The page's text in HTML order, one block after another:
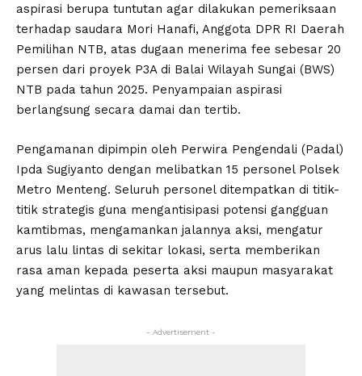
aspirasi berupa tuntutan agar dilakukan pemeriksaan
terhadap saudara Mori Hanafi, Anggota DPR RI Daerah
Pemilihan NTB, atas dugaan menerima fee sebesar 20
persen dari proyek P3A di Balai Wilayah Sungai (BWS)
NTB pada tahun 2025. Penyampaian aspirasi
berlangsung secara damai dan tertib.
Pengamanan dipimpin oleh Perwira Pengendali (Padal)
Ipda Sugiyanto dengan melibatkan 15 personel Polsek
Metro Menteng. Seluruh personel ditempatkan di titik-
titik strategis guna mengantisipasi potensi gangguan
kamtibmas, mengamankan jalannya aksi, mengatur
arus lalu lintas di sekitar lokasi, serta memberikan
rasa aman kepada peserta aksi maupun masyarakat
yang melintas di kawasan tersebut.
- Advertisement -